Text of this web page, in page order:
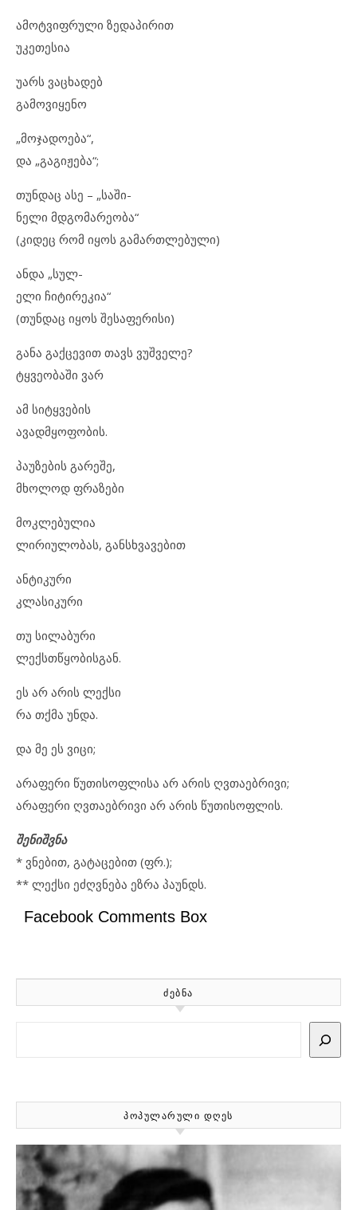
ამოტვიფრული ზედაპირით
უკეთესია
უარს ვაცხადებ
გამოვიყენო
„მოჯადოება“,
და „გაგიჟება“;
თუნდაც ასე – „საში-
ნელი მდგომარეობა“
(კიდეც რომ იყოს გამართლებული)
ანდა „სულ-
ელი ჩიტირეკია“
(თუნდაც იყოს შესაფერისი)
განა გაქცევით თავს ვუშველე?
ტყვეობაში ვარ
ამ სიტყვების
ავადმყოფობის.
პაუზების გარეშე,
მხოლოდ ფრაზები
მოკლებულია
ლირიულობას, განსხვავებით
ანტიკური
კლასიკური
თუ სილაბური
ლექსთწყობისგან.
ეს არ არის ლექსი
რა თქმა უნდა.
და მე ეს ვიცი;
არაფერი წუთისოფლისა არ არის ღვთაებრივი;
არაფერი ღვთაებრივი არ არის წუთისოფლის.
შენიშვნა
* ვნებით, გატაცებით (ფრ.);
** ლექსი ეძღვნება ეზრა პაუნდს.
Facebook Comments Box
ᲫᲔᲑᲜᲐ
ᲞᲝᲞᲣᲚᲐᲠᲣᲚᲘ ᲓᲦᲔᲡ